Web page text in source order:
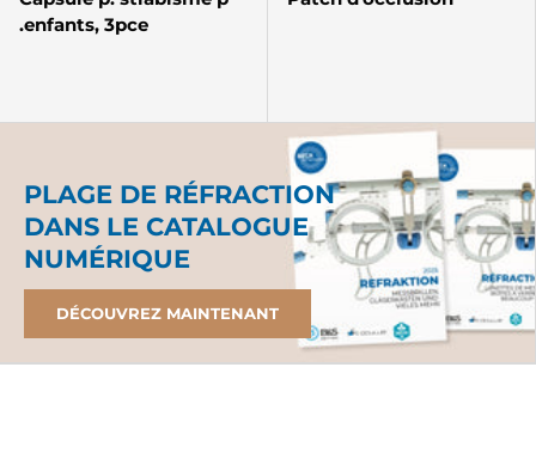
.enfants, 3pce
PLAGE DE RÉFRACTION
DANS LE CATALOGUE
NUMÉRIQUE
DÉCOUVREZ MAINTENANT